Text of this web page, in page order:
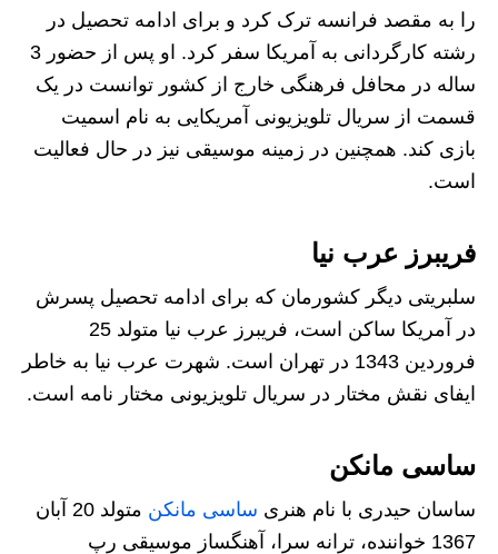
را به مقصد فرانسه ترک کرد و برای ادامه تحصیل در
رشته کارگردانی به آمریکا سفر کرد. او پس از حضور 3
ساله در محافل فرهنگی خارج از کشور توانست در یک
قسمت از سریال تلویزیونی آمریکایی به نام اسمیت
بازی کند. همچنین در زمینه موسیقی نیز در حال فعالیت
است.
فریبرز عرب نیا
سلبریتی دیگر کشورمان که برای ادامه تحصیل پسرش
در آمریکا ساکن است، فریبرز عرب نیا متولد 25
فروردین 1343 در تهران است. شهرت عرب نیا به خاطر
ایفای نقش مختار در سریال تلویزیونی مختار نامه است.
ساسی مانکن
ساسان حیدری با نام هنری ساسی مانکن
متولد 20 آبان
1367 خواننده، ترانه سرا، آهنگساز موسیقی رپ